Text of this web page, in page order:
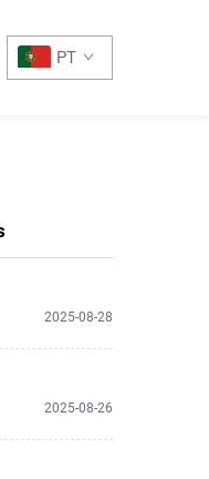
PT
2025-08-28
2025-08-26